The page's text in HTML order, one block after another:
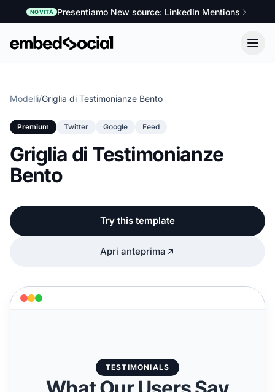
NOVITÀ Presentiamo New source: LinkedIn Mentions
Modelli/Griglia di Testimonianze Bento
Premium Twitter Google Feed
Griglia di Testimonianze
Bento
Try this template
Apri anteprima